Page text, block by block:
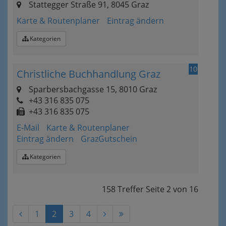
Stattegger Straße 91, 8045 Graz
Karte & Routenplaner
Eintrag ändern
Kategorien
10
Christliche Buchhandlung Graz
Sparbersbachgasse 15, 8010 Graz
+43 316 835 075
+43 316 835 075
E-Mail
Karte & Routenplaner
Eintrag ändern
GrazGutschein
Kategorien
158 Treffer Seite 2von 16
1 2 3 4